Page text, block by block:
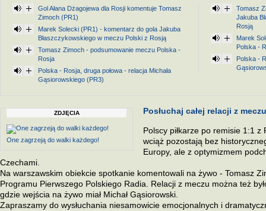
Gol Ałana Dżagojewa dla Rosji komentuje Tomasz
Zimoch (PR1)
Tomasz
Jakuba
Rosją
Marek Solecki (PR1) - komentarz do gola Jakuba
Błaszczykowskiego w meczu Polski z Rosją
Marek
Polska -
Tomasz Zimoch - podsumowanie meczu Polska -
Rosja
Polska -
Polska - Rosja, druga połowa - relacja Michała
Gąsiorowskiego (PR3)
ZDJĘCIA
One zagrzeją do walki każdego!
Posłuchaj całej relacji z
Polscy piłkarze po remisie 1:1
wciąż pozostają bez
Europy, ale z optymizmem
Czechami.
Na warszawskim obiekcie spotkanie komentowali na żywo - Tomasz
Programu Pierwszego Polskiego Radia. Relacji z meczu można też
gdzie wejścia na żywo miał Michał Gąsiorowski.
Zapraszamy do wysłuchania niesamowicie emocjonalnych i